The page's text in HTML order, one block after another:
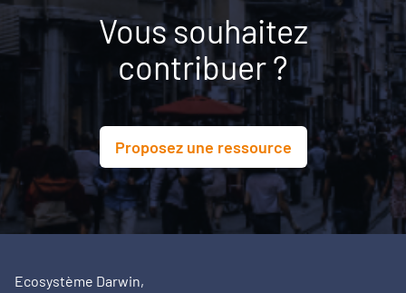
Vous souhaitez
contribuer ?
Proposez une ressource
Ecosystème Darwin,